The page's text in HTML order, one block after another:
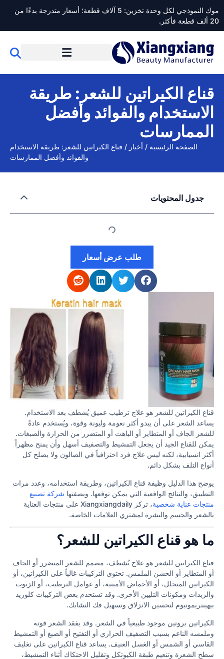
موك النموذجي لكل وحدة تخزين: 5 آلاف قطعة؛ أسعار متدرجة بدءًا من
20 ألف قطعة فأكثر.
قناع الكيراتين للشعر: طريقة
الاستخدام والفوائد وأفضل
الممارسات
الصفحة الرئيسية / أخبار / قناع الكيراتين للشعر: طريقة الاستخدام
والفوائد وأفضل الممارسات
قناع الكيراتين للشعر هو علاج ترطيب عميق يُشطف بعد الاستخدام.
يساعد الشعر على أن يبدو أكثر نعومة وليونة وقوة، ويُستخدم عادةً
للشعر الجاف أو المتطاير أو الباهت أو المتضرر من الحرارة والصبغات.
يمكن للقناع الجيد أن يجعل التمشيط والتصفيف أسهل وأن يمنح مظهراً
أكثر انسيابية، لكنه ليس علاج فرد احترافياً في الصالون ولا يصلح كل
أنواع التلف بشكل دائم.
يوضح هذا الدليل وظيفة قناع الكيراتين، وطريقة استخدامه، وعدد مرات
التطبيق، والنتائج الواقعية التي يمكن توقعها. وبصفتها شركة تصنيع
منتجات عناية شخصية
، تركز Xiangxiangdaily على منتجات العناية
بالشعر والجسم والبشرة لمشتري العلامات الخاصة.
ما هو قناع الكيراتين للشعر؟
قناع الكيراتين للشعر هو علاج يُشطف، مصمم للشعر المتضرر أو الجاف
أو المتطاير أو الخشن الملمس. تحتوي التركيبات غالباً على الكيراتين، أو
الكيراتين المتحلل، أو الأحماض الأمينية، أو عوامل الترطيب، أو الزيوت
والزبدات ومكونات التليين الأخرى. وقد تستخدم بعض التركيبات كلوريد
بيهينتريمونيوم لتحسين الانزلاق وتسهيل فك التشابك.
الكيراتين بروتين موجود طبيعياً في الشعر. وقد يفقد الشعر قوته
وملمسه الناعم بسبب التصفيف الحراري أو التفتيح أو الصبغ أو التمشيط
القاسي أو الشمس أو الغسل العنيف. يساعد قناع الكيراتين على تغليف
سطح الشعرة وتنعيم طبقة الكيوتكل وتقليل الاحتكاك أثناء التمشيط،
جدول المحتويات
طلب عرض أسعار